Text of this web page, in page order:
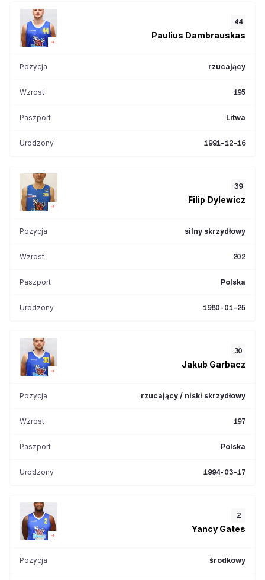
44
Paulius Dambrauskas
Pozycja rzucający
Wzrost 195
Paszport Litwa
Urodzony 1991-12-16
39
Filip Dylewicz
Pozycja silny skrzydłowy
Wzrost 202
Paszport Polska
Urodzony 1980-01-25
30
Jakub Garbacz
Pozycja rzucający / niski skrzydłowy
Wzrost 197
Paszport Polska
Urodzony 1994-03-17
2
Yancy Gates
Pozycja środkowy